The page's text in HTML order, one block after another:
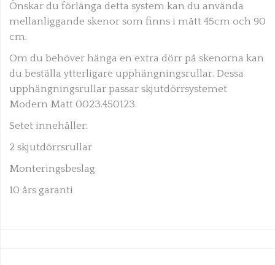
Önskar du förlänga detta system kan du använda
mellanliggande skenor som finns i mått 45cm och 90
cm.
Om du behöver hänga en extra dörr på skenorna kan
du beställa ytterligare upphängningsrullar. Dessa
upphängningsrullar passar skjutdörrsystemet
Modern Matt 0023.450123.
Setet innehåller:
2 skjutdörrsrullar
Monteringsbeslag
10 års garanti